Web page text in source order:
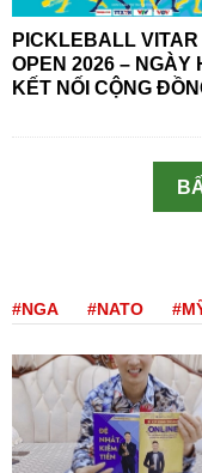
PICKLEBALL VITAR
OPEN 2026 – NGÀY
KẾT NỐI CỘNG
#NGA #NATO